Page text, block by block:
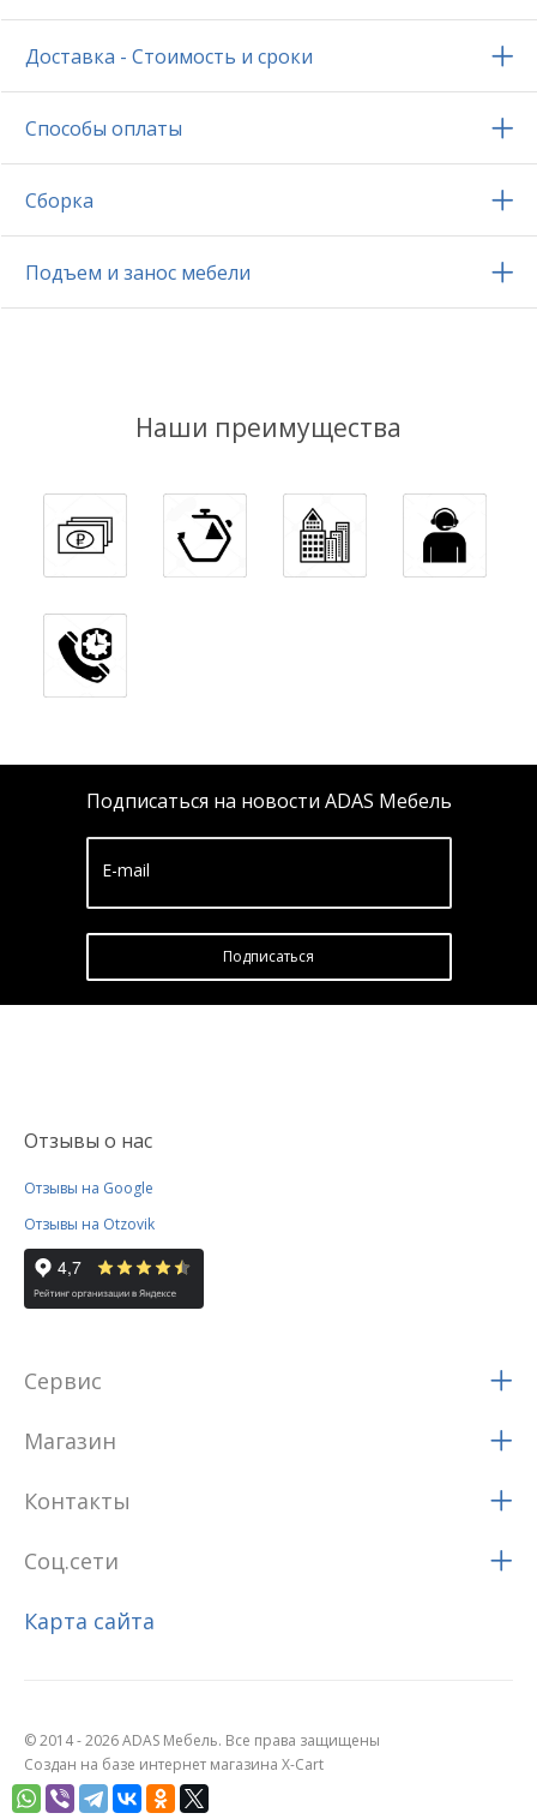
Доставка - Стоимость и сроки
Способы оплаты
Сборка
Подъем и занос мебели
Наши преимущества
Подписаться на новости ADAS Мебель
E-mail
Подписатьcя
Отзывы о нас
Отзывы на Google
Отзывы на Otzovik
Сервис
Магазин
Контакты
Соц.сети
Карта сайта
© 2014 - 2026 ADAS Мебель. Все права защищены
Создан на базе интернет магазина X-Cart